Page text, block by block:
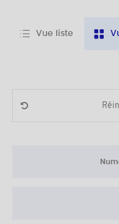
Vue liste